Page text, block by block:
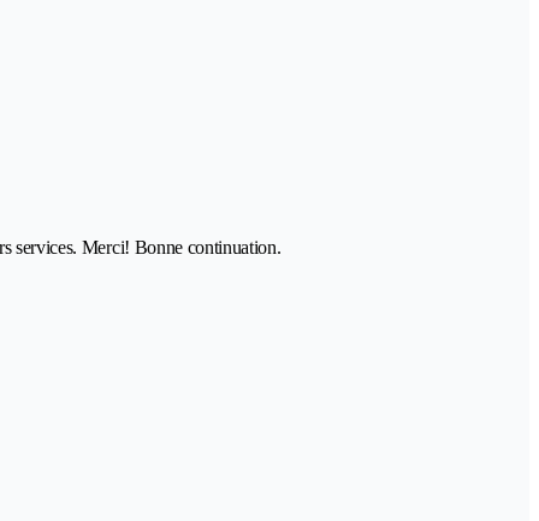
services. Merci! Bonne continuation.